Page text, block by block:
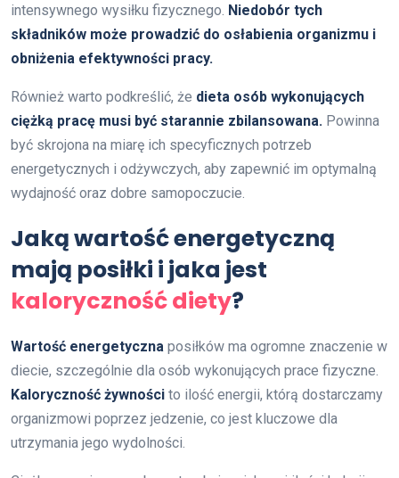
intensywnego wysiłku fizycznego. Niedobór tych
składników może prowadzić do osłabienia organizmu i
obniżenia efektywności pracy.
Również warto podkreślić, że dieta osób wykonujących
ciężką pracę musi być starannie zbilansowana. Powinna
być skrojona na miarę ich specyficznych potrzeb
energetycznych i odżywczych, aby zapewnić im optymalną
wydajność oraz dobre samopoczucie.
Jaką wartość energetyczną
mają posiłki i jaka jest
kaloryczność diety?
Wartość energetyczna posiłków ma ogromne znaczenie w
diecie, szczególnie dla osób wykonujących prace fizyczne.
Kaloryczność żywności to ilość energii, którą dostarczamy
organizmowi poprzez jedzenie, co jest kluczowe dla
utrzymania jego wydolności.